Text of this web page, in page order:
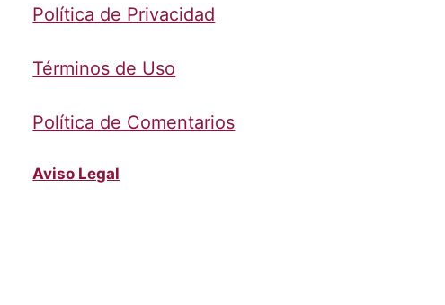
Política de Privacidad
Términos de Uso
Política de Comentarios
Aviso Legal